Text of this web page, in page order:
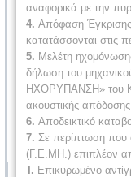
αναφορικά με την
4. Απόφαση
κατατάσσονται στις
5. Μελέτη
δήλωση του
ΗΧΟΡΥΠΑΝΣΗ» του
ακουστικής
6. Αποδεικτικό
7. Σε περίπτωση που
(Γ.Ε.ΜΗ.) επιπλέον
Ι. Επικυρωμένο